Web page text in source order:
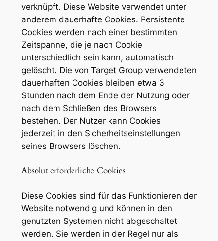
verknüpft. Diese Website verwendet unter
anderem dauerhafte Cookies. Persistente
Cookies werden nach einer bestimmten
Zeitspanne, die je nach Cookie
unterschiedlich sein kann, automatisch
gelöscht. Die von Target Group verwendeten
dauerhaften Cookies bleiben etwa 3
Stunden nach dem Ende der Nutzung oder
nach dem Schließen des Browsers
bestehen. Der Nutzer kann Cookies
jederzeit in den Sicherheitseinstellungen
seines Browsers löschen.
Absolut erforderliche Cookies
Diese Cookies sind für das Funktionieren der
Website notwendig und können in den
genutzten Systemen nicht abgeschaltet
werden. Sie werden in der Regel nur als